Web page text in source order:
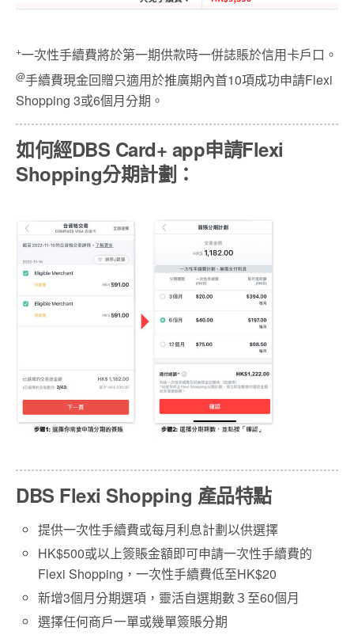
+一次性手續費將於第一期供款時一併誌賬於信用卡戶口。
@手續費現金回贈只適用於推廣期內首10項成功申請Flexi
Shopping 3或6個月分期。
如何經DBS Card+ app申請Flexi
Shopping分期計劃：
DBS Flexi Shopping 產品特點
提供一次性手續費或每月利息計劃以供選擇
HK$500或以上簽賬金額即可申請一次性手續費的
Flexi Shopping，一次性手續費低至HK$20
新增3個月分期選項，靈活自選期數３至60個月
選擇任何商戶一單或幾單簽賬分期